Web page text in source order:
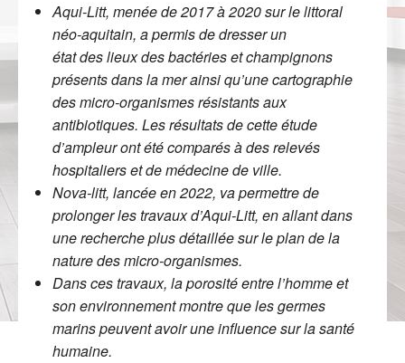
Aqui-Litt, menée de 2017 à 2020 sur le littoral
néo-aquitain, a permis de dresser un
état des lieux des bactéries et champignons
présents dans la mer ainsi qu’une cartographie
des micro-organismes résistants aux
antibiotiques. Les résultats de cette étude
d’ampleur ont été comparés à des relevés
hospitaliers et de médecine de ville.
Nova-litt, lancée en 2022, va permettre de
prolonger les travaux d’Aqui-Litt, en allant dans
une recherche plus détaillée sur le plan de la
nature des micro-organismes.
Dans ces travaux, la porosité entre l’homme et
son environnement montre que les germes
marins peuvent avoir une influence sur la santé
humaine.